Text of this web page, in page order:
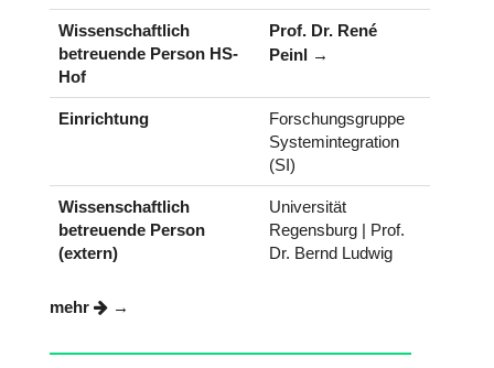
Wissenschaftlich
betreuende Person HS-
Hof
Prof. Dr. René
Peinl
Einrichtung
Forschungsgruppe
Systemintegration
(SI)
Wissenschaftlich
betreuende Person
(extern)
Universität
Regensburg | Prof.
Dr. Bernd Ludwig
mehr